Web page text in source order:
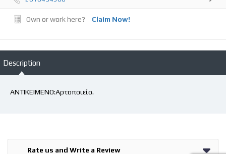
Own or work here? Claim Now!
Description
ΑΝΤΙΚΕΙΜΕΝΟ:Αρτοποιείο.
Rate us and Write a Review